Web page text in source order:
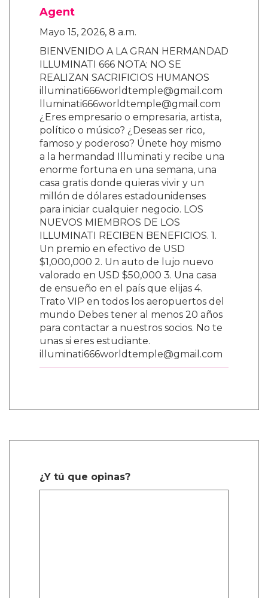
Agent
Mayo 15, 2026, 8 a.m.
BIENVENIDO A LA GRAN HERMANDAD
ILLUMINATI 666 NOTA: NO SE
REALIZAN SACRIFICIOS HUMANOS
illuminati666worldtemple@gmail.com
lluminati666worldtemple@gmail.com
¿Eres empresario o empresaria, artista,
político o músico? ¿Deseas ser rico,
famoso y poderoso? Únete hoy mismo
a la hermandad Illuminati y recibe una
enorme fortuna en una semana, una
casa gratis donde quieras vivir y un
millón de dólares estadounidenses
para iniciar cualquier negocio. LOS
NUEVOS MIEMBROS DE LOS
ILLUMINATI RECIBEN BENEFICIOS. 1.
Un premio en efectivo de USD
$1,000,000 2. Un auto de lujo nuevo
valorado en USD $50,000 3. Una casa
de ensueño en el país que elijas 4.
Trato VIP en todos los aeropuertos del
mundo Debes tener al menos 20 años
para contactar a nuestros socios. No te
unas si eres estudiante.
illuminati666worldtemple@gmail.com
¿Y tú que opinas?